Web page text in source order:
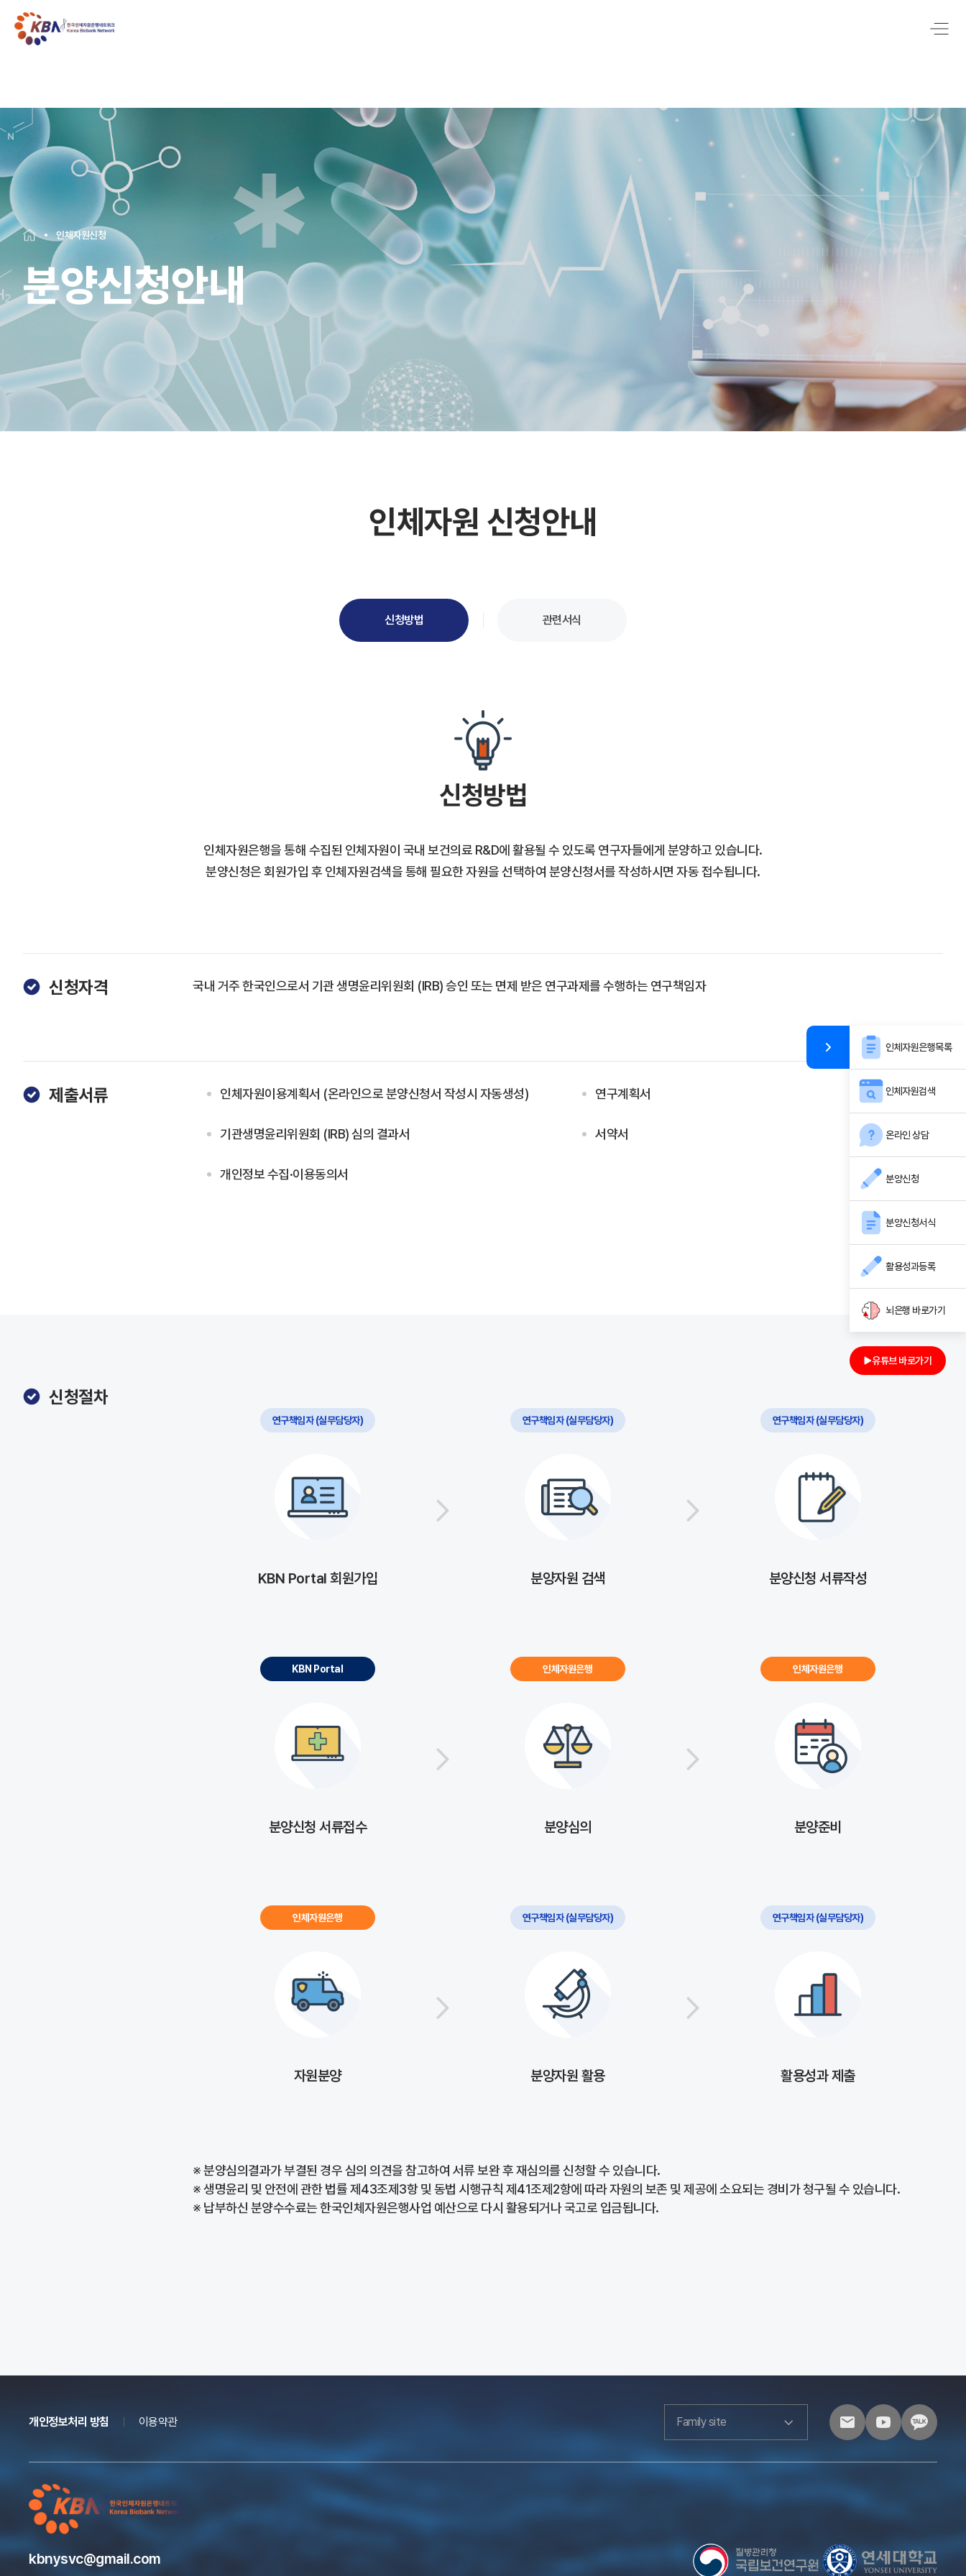
인체자원신청
분양신청안내
인체자원 신청안내
신청방법 관련서식
신청방법
인체자원은행을 통해 수집된 인체자원이 국내 보건의료 R&D에 활용될 수 있도록 연구자들에게 분양하고 있습니다.
분양신청은 회원가입 후 인체자원검색을 통해 필요한 자원을 선택하여 분양신청서를 작성하시면 자동 접수됩니다.
신청자격 국내 거주 한국인으로서 기관 생명윤리위원회 (IRB) 승인 또는 면제 받은 연구과제를 수행하는 연구책임자
제출서류 인체자원이용계획서 (온라인으로 분양신청서 작성시 자동생성) 연구계획서
기관생명윤리위원회 (IRB) 심의 결과서 서약서
개인정보 수집·이용동의서
신청절차
연구책임자 (실무담당자)
KBN Portal 회원가입
연구책임자 (실무담당자)
분양자원 검색
연구책임자 (실무담당자)
분양신청 서류작성
KBN Portal
분양신청 서류접수
인체자원은행
분양심의
인체자원은행
분양준비
인체자원은행
자원분양
연구책임자 (실무담당자)
분양자원 활용
연구책임자 (실무담당자)
활용성과 제출
※ 분양심의결과가 부결된 경우 심의 의견을 참고하여 서류 보완 후 재심의를 신청할 수 있습니다.
※ 생명윤리 및 안전에 관한 법률 제43조제3항 및 동법 시행규칙 제41조제2항에 따라 자원의 보존 및 제공에 소요되는 경비가 청구될 수 있습니다.
※ 납부하신 분양수수료는 한국인체자원은행사업 예산으로 다시 활용되거나 국고로 입금됩니다.
개인정보처리 방침 이용약관 Family site
kbnysvc@gmail.com
인체자원은행목록
인체자원검색
온라인 상담
분양신청
분양신청서식
활용성과등록
뇌은행 바로가기
유튜브 바로가기